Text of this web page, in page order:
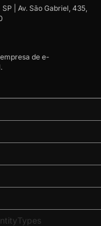
| Av. São Gabriel, 435,
de e-